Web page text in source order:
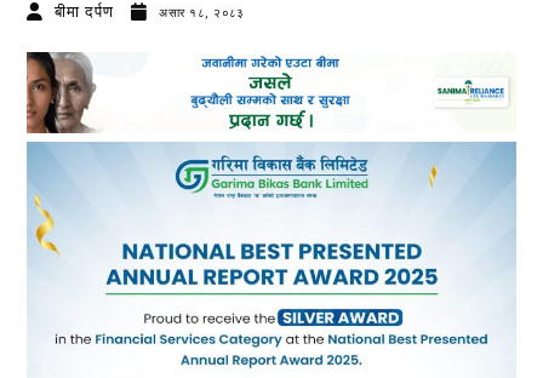
बीमा दर्पण असार १८, २०८३